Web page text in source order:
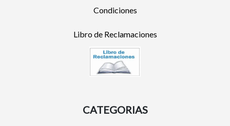
Condiciones
Libro de Reclamaciones
CATEGORIAS